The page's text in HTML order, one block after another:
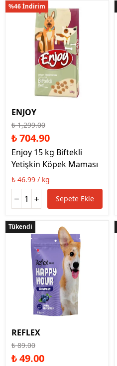
%46 İndirim
ENJOY
₺ 1,299.00
₺ 704.90
Enjoy 15 kg Biftekli
Yetişkin Köpek Maması
₺ 46.99 / kg
Sepete Ekle
Tükendi
Tükendi
REFLEX
₺ 89.00
₺ 49.00